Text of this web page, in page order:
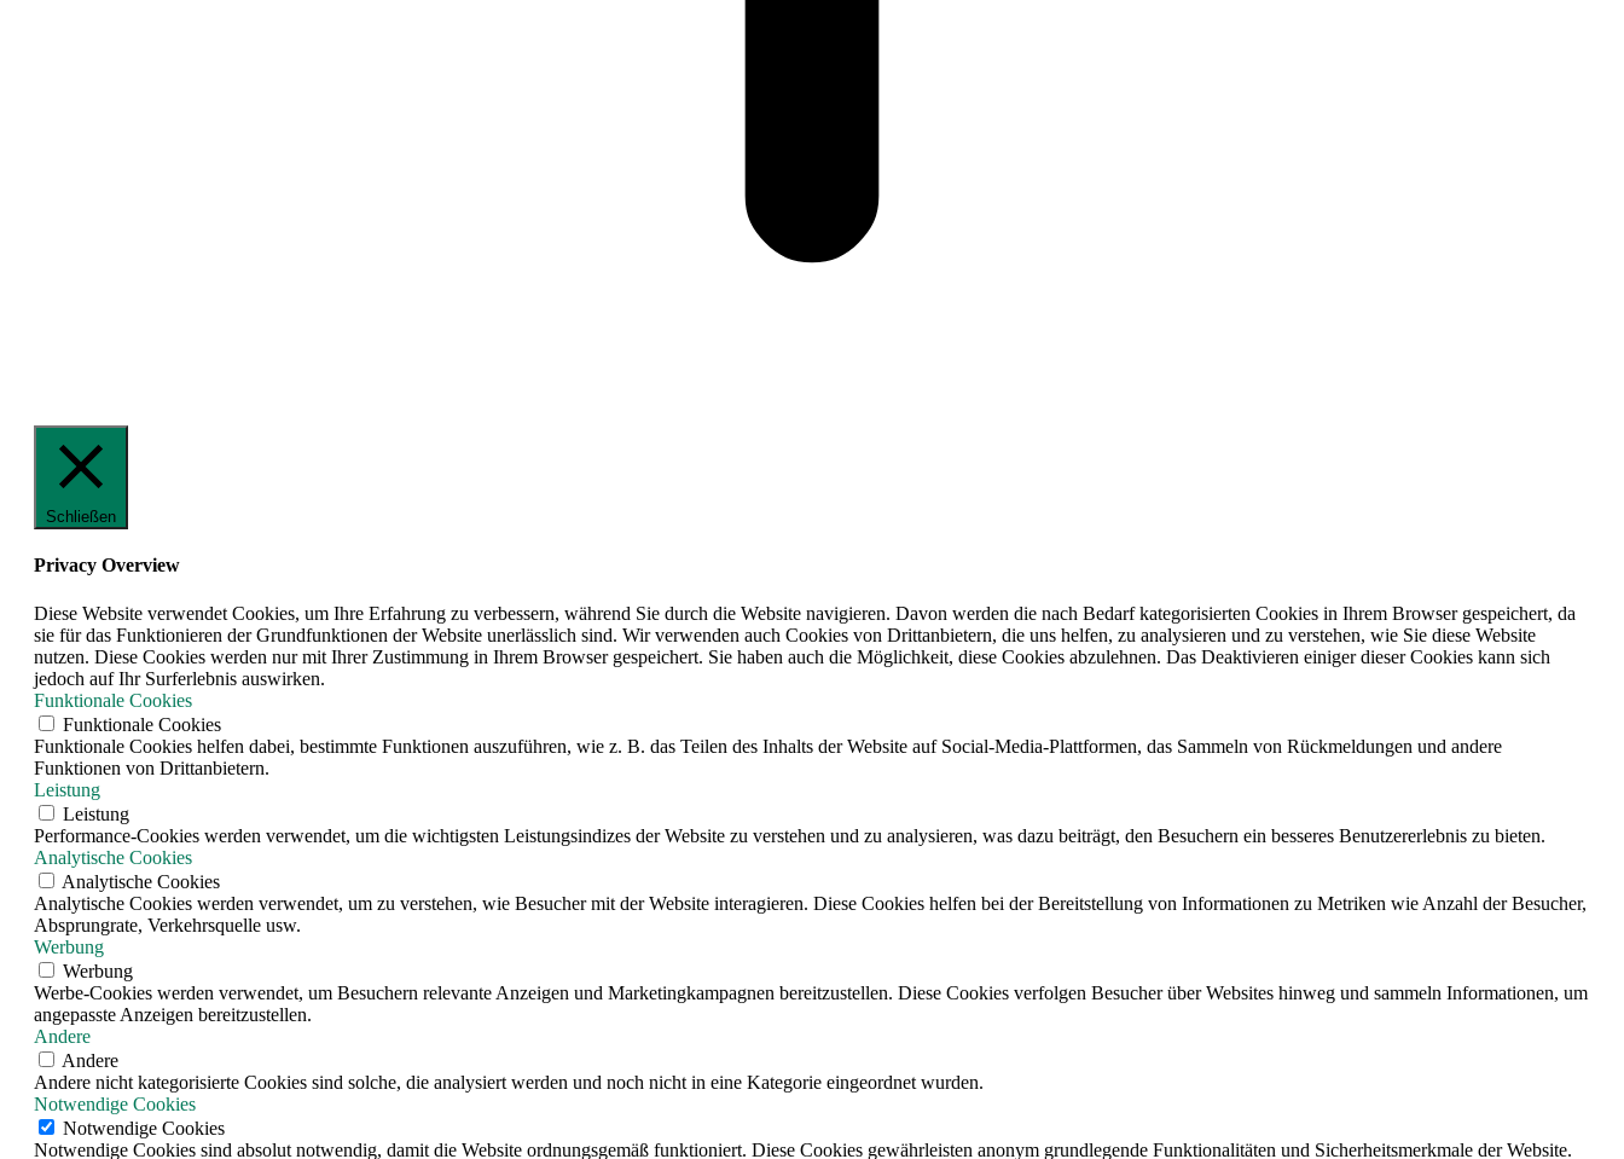
Schließen
Privacy Overview
Diese Website verwendet Cookies, um Ihre Erfahrung zu verbessern, während Sie durch die Website navigieren. Davon werden die nach Bedarf kategorisierten Cookies in Ihrem Browser gespeichert, da
sie für das Funktionieren der Grundfunktionen der Website unerlässlich sind. Wir verwenden auch Cookies von Drittanbietern, die uns helfen, zu analysieren und zu verstehen, wie Sie diese Website
nutzen. Diese Cookies werden nur mit Ihrer Zustimmung in Ihrem Browser gespeichert. Sie haben auch die Möglichkeit, diese Cookies abzulehnen. Das Deaktivieren einiger dieser Cookies kann sich
jedoch auf Ihr Surferlebnis auswirken.
Funktionale Cookies
Funktionale Cookies
Funktionale Cookies helfen dabei, bestimmte Funktionen auszuführen, wie z. B. das Teilen des Inhalts der Website auf Social-Media-Plattformen, das Sammeln von Rückmeldungen und andere
Funktionen von Drittanbietern.
Leistung
Leistung
Performance-Cookies werden verwendet, um die wichtigsten Leistungsindizes der Website zu verstehen und zu analysieren, was dazu beiträgt, den Besuchern ein besseres Benutzererlebnis zu bieten.
Analytische Cookies
Analytische Cookies
Analytische Cookies werden verwendet, um zu verstehen, wie Besucher mit der Website interagieren. Diese Cookies helfen bei der Bereitstellung von Informationen zu Metriken wie Anzahl der Besucher,
Absprungrate, Verkehrsquelle usw.
Werbung
Werbung
Werbe-Cookies werden verwendet, um Besuchern relevante Anzeigen und Marketingkampagnen bereitzustellen. Diese Cookies verfolgen Besucher über Websites hinweg und sammeln Informationen, um
angepasste Anzeigen bereitzustellen.
Andere
Andere
Andere nicht kategorisierte Cookies sind solche, die analysiert werden und noch nicht in eine Kategorie eingeordnet wurden.
Notwendige Cookies
Notwendige Cookies
Notwendige Cookies sind absolut notwendig, damit die Website ordnungsgemäß funktioniert. Diese Cookies gewährleisten anonym grundlegende Funktionalitäten und Sicherheitsmerkmale der Website.